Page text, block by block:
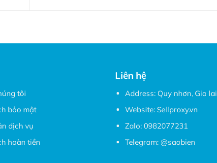
tôi
bảo mật
dịch vụ
hoàn tiền
Liên hệ
Address: Quy nhơn, Gia lai
Website: Sellproxy.vn
Zalo: 0982077231
Telegram: @saobien